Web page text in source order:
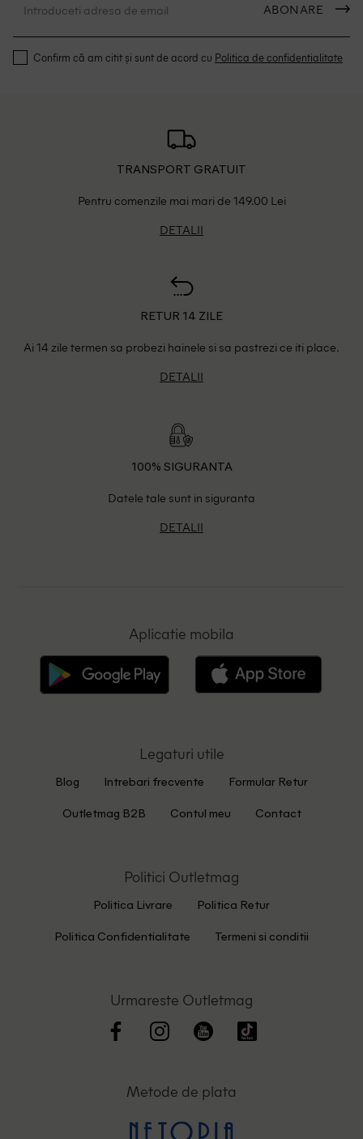
ABONARE
Confirm că am citit și sunt de acord cu Politica de confidentialitate
TRANSPORT GRATUIT
Pentru comenzile mai mari de 149.00 Lei
DETALII
RETUR 14 ZILE
Ai 14 zile termen sa probezi hainele si sa pastrezi ce iti place.
DETALII
100% SIGURANTA
Datele tale sunt in siguranta
DETALII
Aplicatie mobila
Legaturi utile
Blog Intrebari frecvente Formular Retur
Outletmag B2B Contul meu Contact
Politici Outletmag
Politica Livrare Politica Retur
Politica Confidentialitate Termeni si conditii
Urmareste Outletmag
Metode de plata